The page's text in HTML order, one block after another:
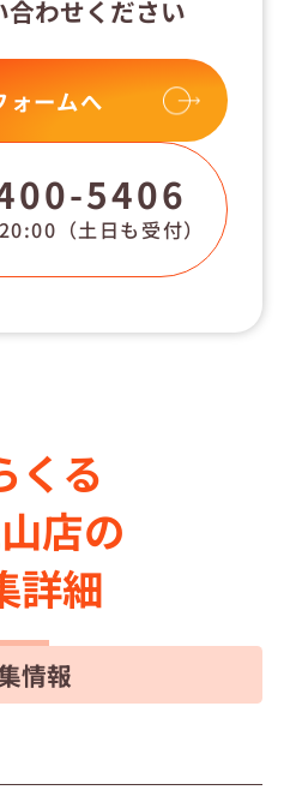
わせください
ォームへ
5406
（土日も受付）
くる
店の
詳細
情報